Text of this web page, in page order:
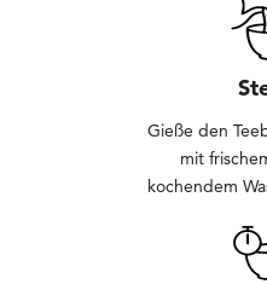
Gieße den
mit
kochendem